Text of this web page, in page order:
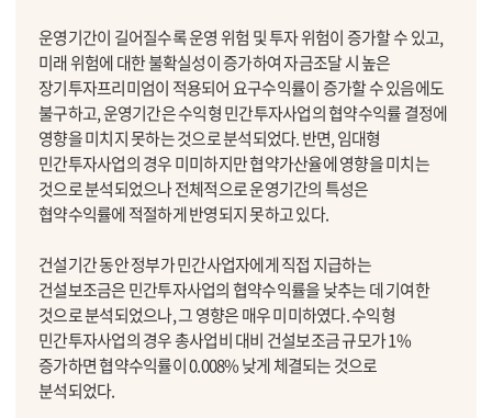
운영기간이 길어질수록 운영 위험 및 투자 위험이 증가할 수 있고,
미래 위험에 대한 불확실성이 증가하여 자금조달 시 높은
장기투자프리미엄이 적용되어 요구수익률이 증가할 수 있음에도
불구하고, 운영기간은 수익형 민간투자사업의 협약수익률 결정에
영향을 미치지 못하는 것으로 분석되었다. 반면, 임대형
민간투자사업의 경우 미미하지만 협약가산율에 영향을 미치는
것으로 분석되었으나 전체적으로 운영기간의 특성은
협약수익률에 적절하게 반영되지 못하고 있다.
건설기간 동안 정부가 민간사업자에게 직접 지급하는
건설보조금은 민간투자사업의 협약수익률을 낮추는 데 기여한
것으로 분석되었으나, 그 영향은 매우 미미하였다. 수익형
민간투자사업의 경우 총사업비 대비 건설보조금 규모가 1%
증가하면 협약수익률이 0.008% 낮게 체결되는 것으로
분석되었다.